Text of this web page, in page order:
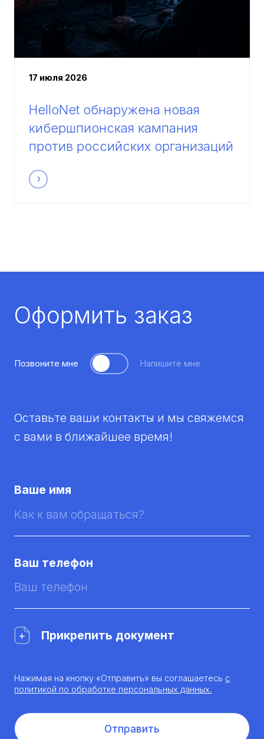
17 июля 2026
HelloNet обнаружена новая
кибершпионская кампания
против российских организаций
Оформить заказ
Позвоните мне Напишите мне
Оставьте ваши контакты и мы свяжемся
с вами в ближайшее время!
Ваше имя
Ваш телефон
Прикрепить документ
Отправить
Нажимая на кнопку «Отправить» вы соглашаетесь с
политикой по обработке персональных данных.